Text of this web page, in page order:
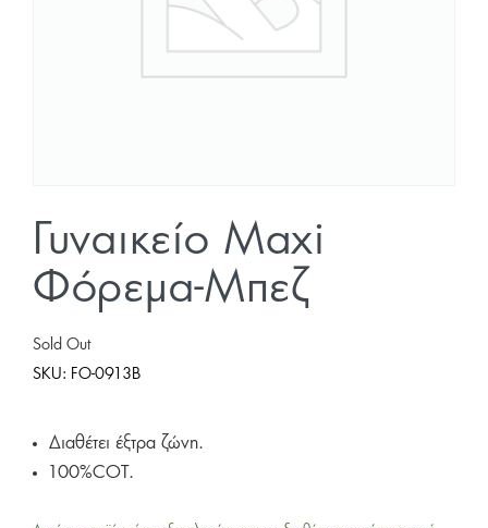
Γυναικείο Maxi
Φόρεμα-Μπεζ
Sold Out
SKU: FO-0913B
Διαθέτει έξτρα ζώνη.
100%COT.